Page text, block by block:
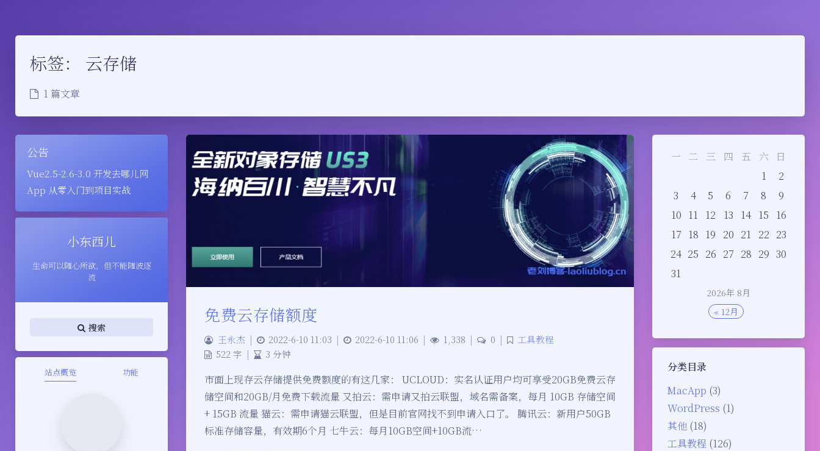
标签： 云存储
1 篇文章
公告
Vue2.5-2.6-3.0 开发去哪儿网
App 从零入门到项目实战
小东西儿
生命可以随心所欲，但不能随波逐
流
搜索
站点概览 功能
2026年 8月
一 二 三 四 五 六
日
1
2
3
4 5 6 7 8
9
10 11 12 13 14 15
16
17 18 19 20 21 22 23
24 25 26 27 28 29 30
31
« 12月
分类目录
MacApp (3)
WordPress (1)
其他 (18)
工具教程 (126)
免费云存储额度
王永杰 | 2022-6-10 11:03 | 2022-6-10 11:06 | 1,338 | 0 |
工具教程
522 字 | 3 分钟
市面上现存云存储提供免费额度的有这几家： UCLOUD：实名认证用户均可享受20GB免费云存
储空间和20GB/月免费下载流量 又拍云：需申请又拍云联盟，域名需备案，每月 10GB 存储空间
+ 15GB 流量 猫云：需申请猫云联盟，但是目前官网找不到申请入口了。 腾讯云：新用户50GB
标准存储容量，有效期6个月 七牛云：每月10GB空间+10GB流…